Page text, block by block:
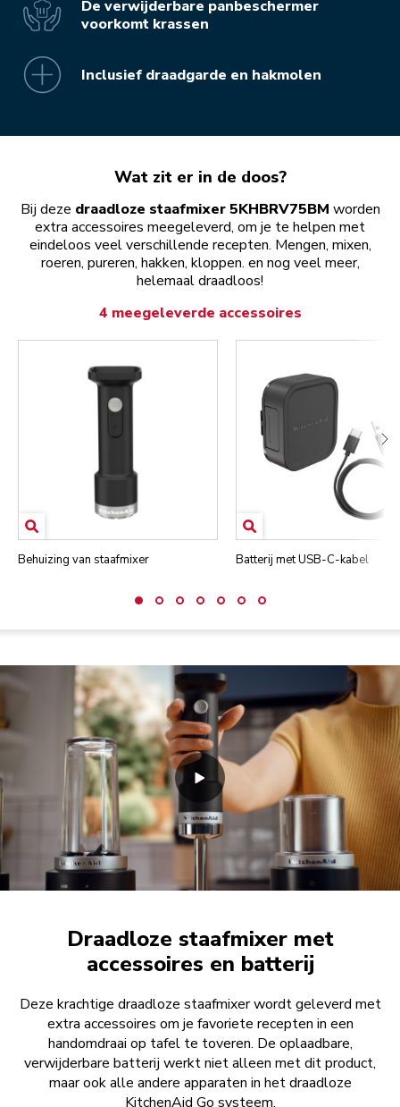
De verwijderbare panbeschermer
voorkomt krassen
Inclusief draadgarde en hakmolen
Wat zit er in de doos?
Bij deze draadloze staafmixer 5KHBRV75BM worden
extra accessoires meegeleverd, om je te helpen met
eindeloos veel verschillende recepten. Mengen, mixen,
roeren, pureren, hakken, kloppen. en nog veel meer,
helemaal draadloos!
4 meegeleverde accessoires
Behuizing van staafmixer Batterij met USB-C-kabel
Draadloze staafmixer met
accessoires en batterij
Deze krachtige draadloze staafmixer wordt geleverd met
extra accessoires om je favoriete recepten in een
handomdraai op tafel te toveren. De oplaadbare,
verwijderbare batterij werkt niet alleen met dit product,
maar ook alle andere apparaten in het draadloze
KitchenAid Go systeem.